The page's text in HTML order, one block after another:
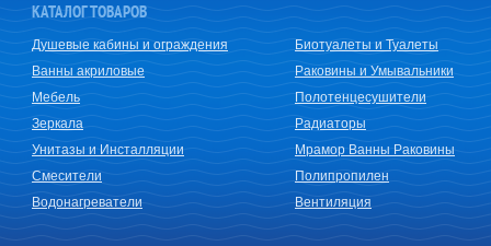
КАТАЛОГ ТОВАРОВ
Душевые кабины и ограждения
Ванны акриловые
Мебель
Зеркала
Унитазы и Инсталляции
Смесители
Водонагреватели
Биотуалеты и Туалеты
Раковины и Умывальники
Полотенцесушители
Радиаторы
Мрамор Ванны Раковины
Полипропилен
Вентиляция